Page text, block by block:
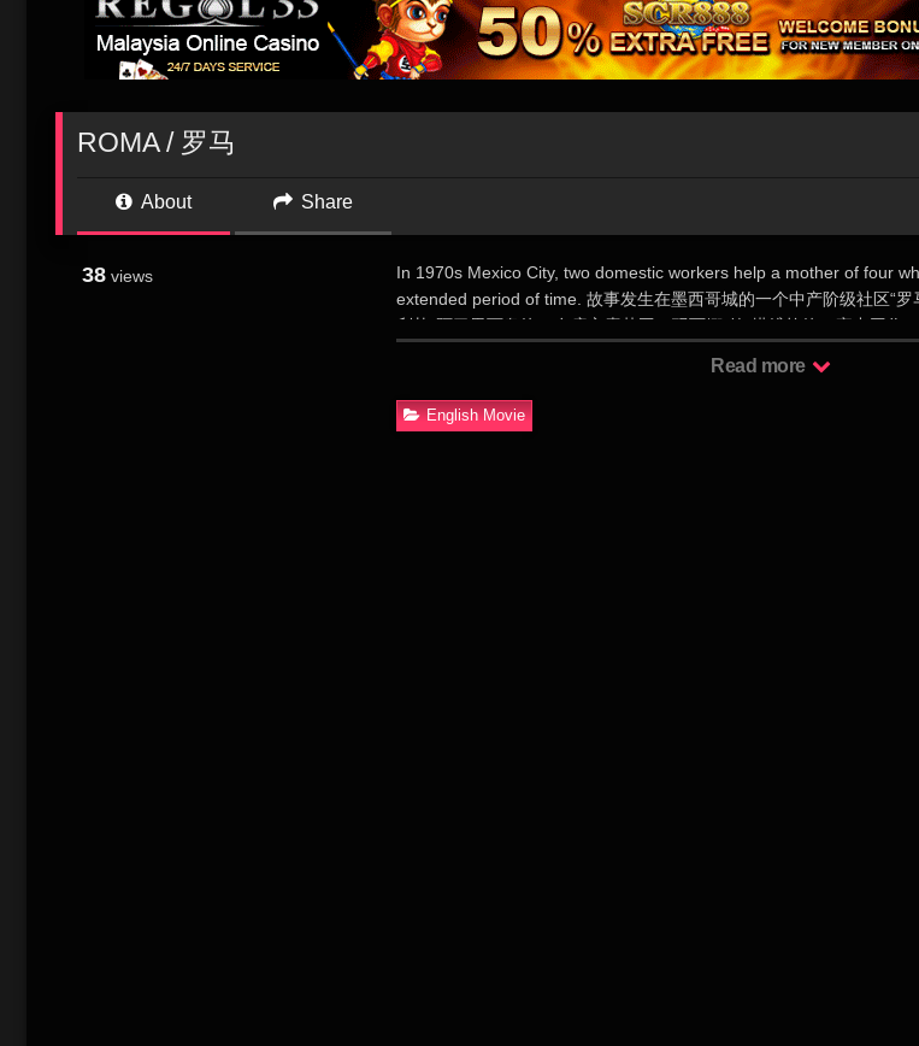
ROMA / 罗马
About Share
38 views
In 1970s Mexico City, two domestic workers help a mother of four
extended period of time. 故事发生在墨西哥城的一个中产阶级社区“罗
利扎·阿巴里西奥饰）在雇主索菲亚（玛丽娜·德·塔维拉饰）家中工作
亚，两人究竟该如何面对苦涩茫然的生活？四位孩子似乎是希望所在
记忆铸成的影片，而卡隆其实就是片中某一位小孩。
Read more
English Movie